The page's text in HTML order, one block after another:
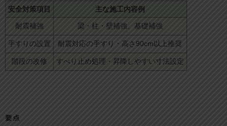
安全対策項目 主な施工内容例
耐震補強 梁・柱・壁補強、基礎補強
手すりの設置 耐震対応の手すり・高さ90cm以上推奨
階段の改修 すべり止め処理・昇降しやすい寸法設定
要点